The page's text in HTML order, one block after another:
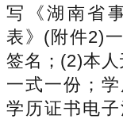
写《湖南省
表》(附件2)
签名；(2)本
一式一份；
学历证书电